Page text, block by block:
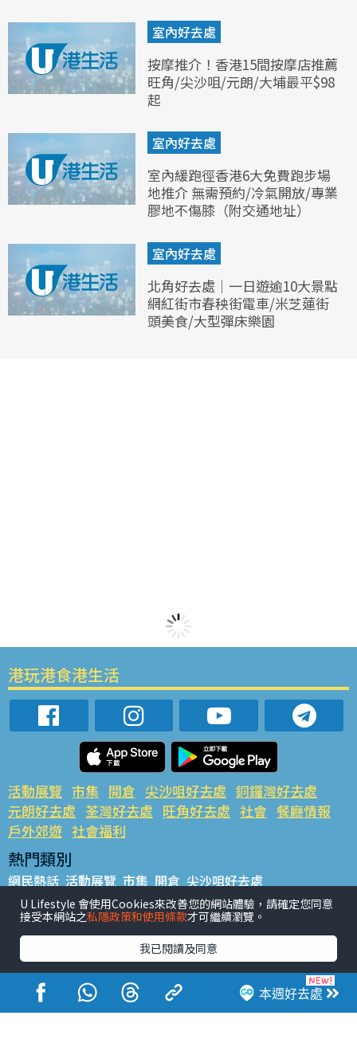
室內好去處
按摩推介！香港15間按摩店推薦
旺角/尖沙咀/元朗/大埔最平$98
起
室內好去處
室內緩跑徑香港6大免費跑步場
地推介 無需預約/冷氣開放/專業
膠地不傷膝（附交通地址）
室內好去處
北角好去處｜一日遊逾10大景點
網紅街市春秧街電車/米芝蓮街
頭美食/大型彈床樂園
本週好去處
港玩港食港生活
活動展覽 市集 開倉 尖沙咀好去處 銅鑼灣好去處
元朗好去處 荃灣好去處 旺角好去處 社會 餐廳情報
戶外郊遊 社會福利
熱門類別
網民熱話 活動展覽 市集 開倉 尖沙咀好去處
銅鑼灣好去處 元朗好去處 荃灣好去處 旺角好去處 社會
餐廳情報 戶外郊遊
熱門標籤
#UGO搵好去處 #人氣活動推介 #美食社群熱話
#親子玩樂好去處
#ULifestyle應用程式
#限時搶
#UJetso禮物放送
#ULifestyle商戶中心 #著數
U Lifestyle 會使用Cookies來改善您的網站體驗，請確定您同意
接受本網站之私隱政策和使用條款才可繼續瀏覽。
我已閱讀及同意